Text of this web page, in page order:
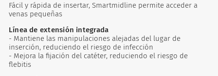
Fácil y rápida de insertar, Smartmidline permite acceder a
venas pequeñas
Línea de extensión integrada
- Mantiene las manipulaciones alejadas del lugar de
inserción, reduciendo el riesgo de infección
- Mejora la fijación del catéter, reduciendo el riesgo de
flebitis